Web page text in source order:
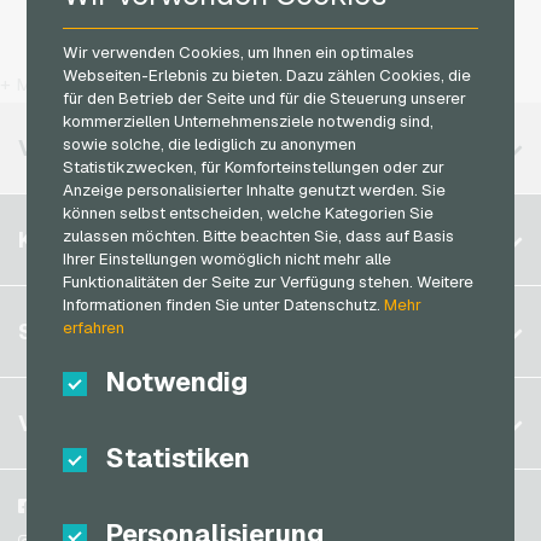
Wir verwenden Cookies, um Ihnen ein optimales
Webseiten-Erlebnis zu bieten. Dazu zählen Cookies, die
für den Betrieb der Seite und für die Steuerung unserer
kommerziellen Unternehmensziele notwendig sind,
sowie solche, die lediglich zu anonymen
Statistikzwecken, für Komforteinstellungen oder zur
Anzeige personalisierter Inhalte genutzt werden. Sie
können selbst entscheiden, welche Kategorien Sie
zulassen möchten. Bitte beachten Sie, dass auf Basis
Ihrer Einstellungen womöglich nicht mehr alle
Funktionalitäten der Seite zur Verfügung stehen. Weitere
Informationen finden Sie unter Datenschutz.Mehr
erfahren
Notwendig
Statistiken
Personalisierung
Kennzeichengenerator Geschenkkarten
Lieferando Geschenkkarten
MediaMarkt Geschenkkarten
Microsoft Geschenkkarten
Netflix Geschenkkarten
OBI Geschenkkarten
OTTO Geschenkkarten
Rewe Geschenkkarten
roastmarket Geschenkkarten
T-Mobile Handyguthaben
Vodafone Handyguthaben
Flexepin Bezahlkarten
Jetoncash Bezahlkarten
MuchBetter Bezahlkarten
Neosurf Bezahlkarten
PaysafeCard Bezahlkarten
PCS Bezahlkarten
Razer Gold Bezahlkarten
Transcash Bezahlkarten
VERFÜGBARE REGIONEN
Belgien
Brasilien
Deutschland (DE)
Deutschland (EN)
Frankreich
Niederlande
KONTO
Registrieren
Mein Warenkorb
SERVICE
FAQ
Zahlungsmethoden
Datenschutzrichtlinien
VGO-SHOP
Über uns